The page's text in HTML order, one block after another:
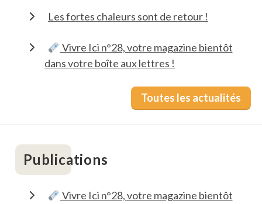
Les fortes chaleurs sont de retour !
Vivre Ici n°28, votre magazine bientôt
dans votre boîte aux lettres !
Toutes les actualités
Publications
Vivre Ici n°28, votre magazine bientôt